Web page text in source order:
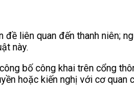
đề liên quan đến thanh niên;
này.
bố công khai trên cổng
hoặc kiến nghị với cơ quan